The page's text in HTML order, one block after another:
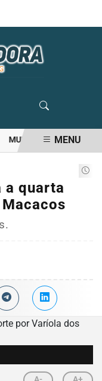
MULHER MATA OMENU
a quarta